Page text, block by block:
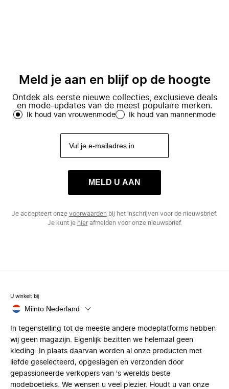
Meld je aan en blijf op de hoogte
Ontdek als eerste nieuwe collecties, exclusieve deals
en mode-updates van de meest populaire merken.
Ik houd van vrouwenmode Ik houd van mannenmode
MELD U AAN
Je accepteert onze voorwaarden bij het inschrijven voor de nieuwsbrief.
Je kunt je hierafmelden voor onze nieuwsbrief.
U winkelt bij
Miinto Nederland
In tegenstelling tot de meeste andere modeplatforms hebben
wij geen magazijn. Eigenlijk bezitten we helemaal geen
kleding. In plaats daarvan worden al onze producten met
liefde geselecteerd, opgeslagen en verzonden door
gepassioneerde verkopers van 's werelds beste
modeboetieks. We wensen u veel plezier. Houdt u van onze